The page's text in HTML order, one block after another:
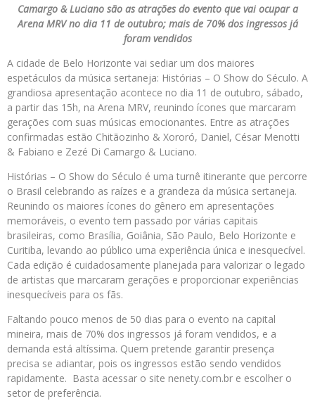
Camargo & Luciano são as atrações do evento que vai ocupar a
Arena MRV no dia 11 de outubro; mais de 70% dos ingressos já
foram vendidos
A cidade de Belo Horizonte vai sediar um dos maiores
espetáculos da música sertaneja: Histórias – O Show do Século. A
grandiosa apresentação acontece no dia 11 de outubro, sábado,
a partir das 15h, na Arena MRV, reunindo ícones que marcaram
gerações com suas músicas emocionantes. Entre as atrações
confirmadas estão Chitãozinho & Xororó, Daniel, César Menotti
& Fabiano e Zezé Di Camargo & Luciano.
Histórias – O Show do Século é uma turnê itinerante que percorre
o Brasil celebrando as raízes e a grandeza da música sertaneja.
Reunindo os maiores ícones do gênero em apresentações
memoráveis, o evento tem passado por várias capitais
brasileiras, como Brasília, Goiânia, São Paulo, Belo Horizonte e
Curitiba, levando ao público uma experiência única e inesquecível.
Cada edição é cuidadosamente planejada para valorizar o legado
de artistas que marcaram gerações e proporcionar experiências
inesquecíveis para os fãs.
Faltando pouco menos de 50 dias para o evento na capital
mineira, mais de 70% dos ingressos já foram vendidos, e a
demanda está altíssima. Quem pretende garantir presença
precisa se adiantar, pois os ingressos estão sendo vendidos
rapidamente. Basta acessar o site nenety.com.br e escolher o
setor de preferência.